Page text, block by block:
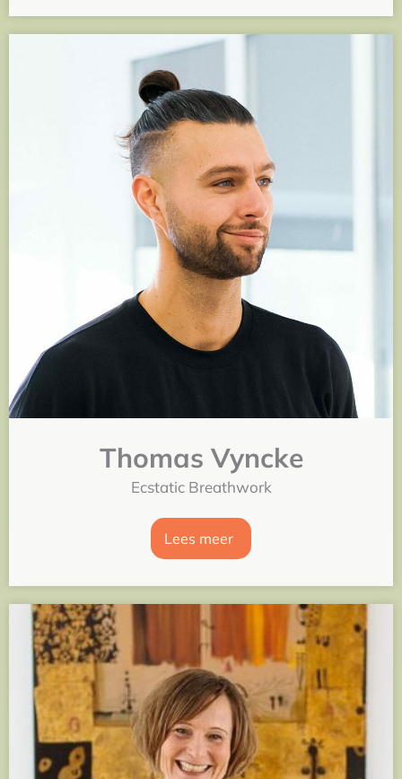
Thomas Vyncke
Ecstatic Breathwork
Lees meer